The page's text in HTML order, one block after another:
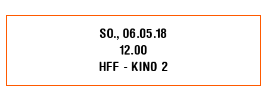
SO., 06.05.18
12.00
HFF - KINO 2